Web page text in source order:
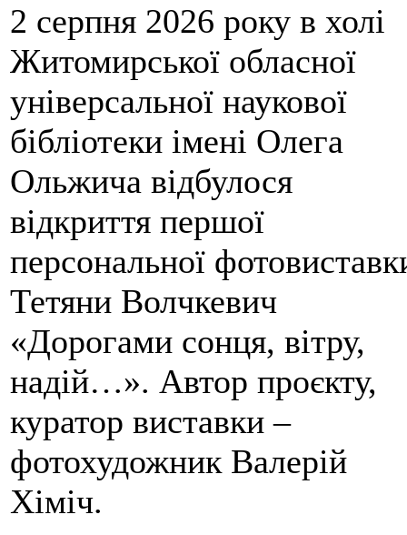
2 серпня 2026 року в холі
Житомирської обласної
універсальної наукової
бібліотеки імені Олега
Ольжича відбулося
відкриття першої
персональної
Тетяни Волчкевич
«Дорогами сонця, вітру,
надій…». Автор проєкту,
куратор виставки –
фотохудожник Валерій
Хіміч.